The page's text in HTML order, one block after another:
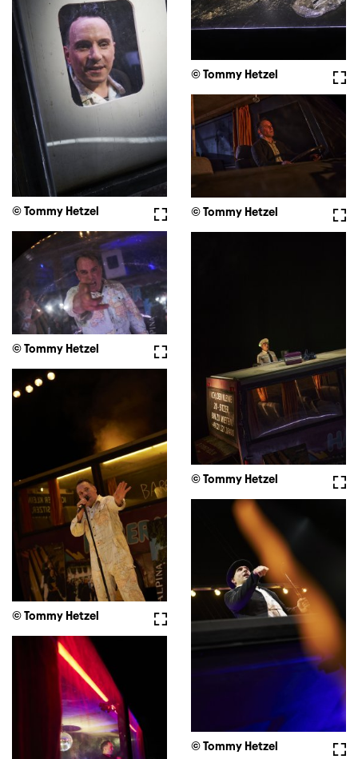
© Tommy Hetzel
Fullscreen
© Tommy Hetzel © Tommy Hetzel
Fullscreen
© Tommy Hetzel
© Tommy Hetzel
Fullscreen
© Tommy Hetzel
© Tommy Hetzel